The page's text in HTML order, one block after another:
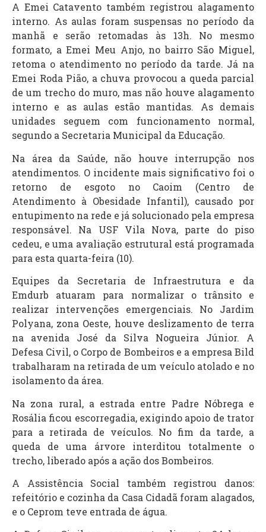
A Emei Catavento também registrou alagamento
interno. As aulas foram suspensas no período da
manhã e serão retomadas às 13h. No mesmo
formato, a Emei Meu Anjo, no bairro São Miguel,
retoma o atendimento no período da tarde. Já na
Emei Roda Pião, a chuva provocou a queda parcial
de um trecho do muro, mas não houve alagamento
interno e as aulas estão mantidas. As demais
unidades seguem com funcionamento normal,
segundo a Secretaria Municipal da Educação.
Na área da Saúde, não houve interrupção nos
atendimentos. O incidente mais significativo foi o
retorno de esgoto no Caoim (Centro de
Atendimento à Obesidade Infantil), causado por
entupimento na rede e já solucionado pela empresa
responsável. Na USF Vila Nova, parte do piso
cedeu, e uma avaliação estrutural está programada
para esta quarta-feira (10).
Equipes da Secretaria de Infraestrutura e da
Emdurb atuaram para normalizar o trânsito e
realizar intervenções emergenciais. No Jardim
Polyana, zona Oeste, houve deslizamento de terra
na avenida José da Silva Nogueira Júnior. A
Defesa Civil, o Corpo de Bombeiros e a empresa Bild
trabalharam na retirada de um veículo atolado e no
isolamento da área.
Na zona rural, a estrada entre Padre Nóbrega e
Rosália ficou escorregadia, exigindo apoio de trator
para a retirada de veículos. No fim da tarde, a
queda de uma árvore interditou totalmente o
trecho, liberado após a ação dos Bombeiros.
A Assistência Social também registrou danos:
refeitório e cozinha da Casa Cidadã foram alagados,
e o Ceprom teve entrada de água.